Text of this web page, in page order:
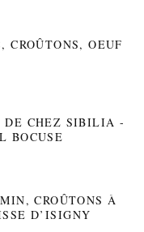
CROÛTONS, OEUF
DE CHEZ SIBILIA -
BOCUSE
CROÛTONS À
D’ISIGNY